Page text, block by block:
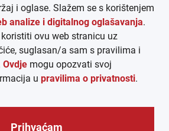
MEDIADATEN
ARHIVA (PDF)
i oglase. Slažem se s korištenjem
analize i digitalnog oglašavanja.
ovu web stranicu uz
suglasan/a sam s pravilima i
Ovdje mogu opozvati svoj
u pravilima o privatnosti.
Prihvaćam